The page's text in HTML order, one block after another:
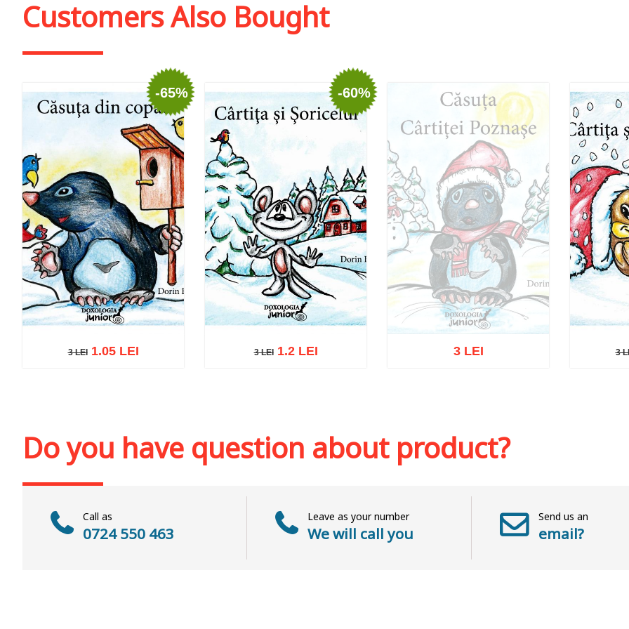
Customers Also Bought
-65%
3 LEI
3 LEI1.05 LEI
-60%
3 LEI
3 LEI1.2 LEI
3 LEI 3
3
Do you have question about product?
Call as
0724 550 463
Leave as your number
We will call you
Send us an
email?